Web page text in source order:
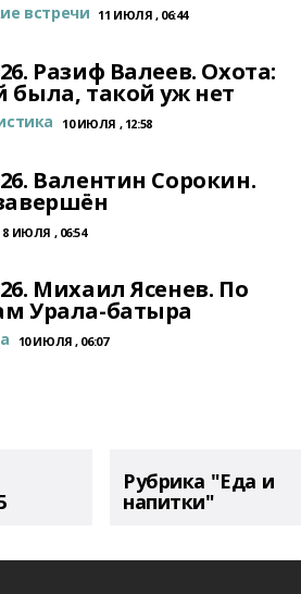
встречи 11 ИЮЛЯ , 06:44
Разиф Валеев. Охота:
была, такой уж нет
10 ИЮЛЯ , 12:58
Валентин Сорокин.
8 ИЮЛЯ , 06:54
Михаил Ясенев. По
Урала-батыра
10 ИЮЛЯ , 06:07
Рубрика "Еда и
напитки"